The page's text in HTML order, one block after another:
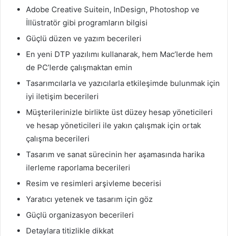
Adobe Creative Suitein, InDesign, Photoshop ve
İllüstratör gibi programların bilgisi
Güçlü düzen ve yazım becerileri
En yeni DTP yazılımı kullanarak, hem Mac’lerde hem
de PC’lerde çalışmaktan emin
Tasarımcılarla ve yazıcılarla etkileşimde bulunmak için
iyi iletişim becerileri
Müşterilerinizle birlikte üst düzey hesap yöneticileri
ve hesap yöneticileri ile yakın çalışmak için ortak
çalışma becerileri
Tasarım ve sanat sürecinin her aşamasında harika
ilerleme raporlama becerileri
Resim ve resimleri arşivleme becerisi
Yaratıcı yetenek ve tasarım için göz
Güçlü organizasyon becerileri
Detaylara titizlikle dikkat